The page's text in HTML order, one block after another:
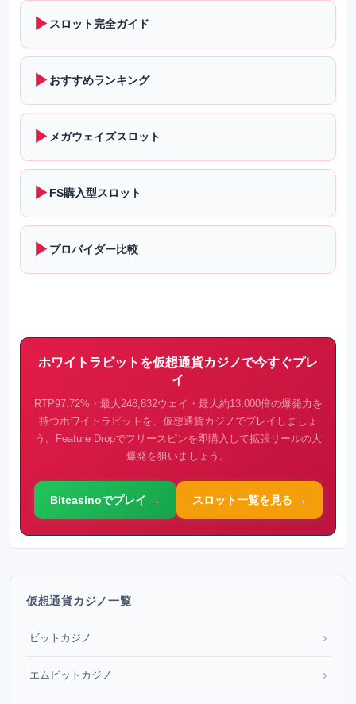
▶ スロット完全ガイド
▶ おすすめランキング
▶ メガウェイズスロット
▶ FS購入型スロット
▶ プロバイダー比較
ホワイトラビットを仮想通貨カジノで今すぐプレ
イ
RTP97.72%・最大248,832ウェイ・最大約13,000倍の爆発力を
持つホワイトラビットを、仮想通貨カジノでプレイしましょ
う。Feature Dropでフリースピンを即購入して拡張リールの大
爆発を狙いましょう。
Bitcasinoでプレイ → スロット一覧を見る →
仮想通貨カジノ一覧
ビットカジノ ›
エムビットカジノ ›